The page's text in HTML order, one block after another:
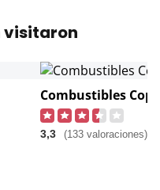
visitaron
Combustibles
3,3 (133 valoraciones)